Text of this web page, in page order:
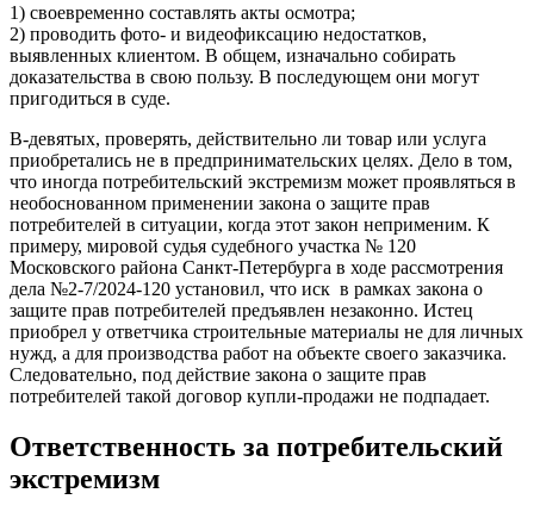
1) своевременно составлять акты осмотра;
2) проводить фото- и видеофиксацию недостатков,
выявленных клиентом. В общем, изначально собирать
доказательства в свою пользу. В последующем они могут
пригодиться в суде.
В-девятых, проверять, действительно ли товар или услуга
приобретались не в предпринимательских целях. Дело в том,
что иногда потребительский экстремизм может проявляться в
необоснованном применении закона о защите прав
потребителей в ситуации, когда этот закон неприменим. К
примеру, мировой судья судебного участка № 120
Московского района Санкт-Петербурга в ходе рассмотрения
дела №2-7/2024-120 установил, что иск в рамках закона о
защите прав потребителей предъявлен незаконно. Истец
приобрел у ответчика строительные материалы не для личных
нужд, а для производства работ на объекте своего заказчика.
Следовательно, под действие закона о защите прав
потребителей такой договор купли-продажи не подпадает.
Ответственность за потребительский
экстремизм